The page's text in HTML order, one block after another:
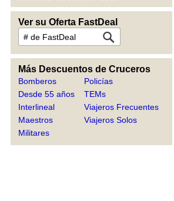
Ver su Oferta FastDeal
Más Descuentos de Cruceros
Bomberos
Desde 55 años
Interlineal
Maestros
Militares
Policías
TEMs
Viajeros Frecuentes
Viajeros Solos